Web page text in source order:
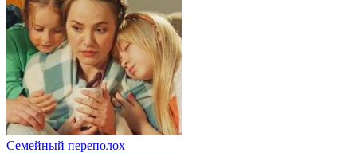
Семейный переполох